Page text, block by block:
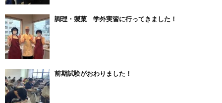
調理・製菓 学外実習に行ってきました！
前期試験がおわりました！